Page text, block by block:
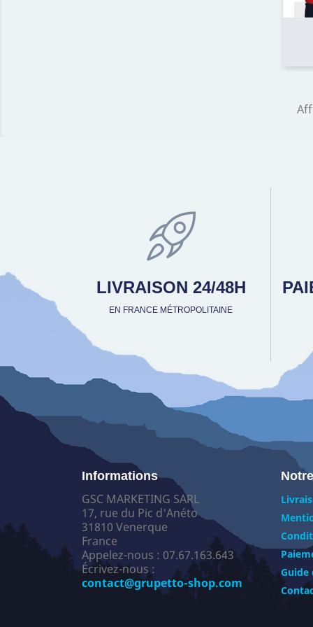
LIVRAISON 24/48H
EN FRANCE MÉTROPOLITAINE
Informations
GSC MARKETING SARL
17, rue du Pic d'Anéto
31810 Venerque
France
Appelez-nous : 07.67.163.643
Écrivez-nous :
contact@grupetto-shop.com
Guide